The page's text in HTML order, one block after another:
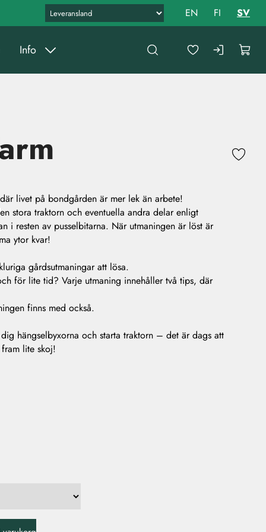
Info
EN FI SV
livet på bondgården är mer lek än arbete!
stora traktorn och eventuella andra delar enligt
i resten av pusselbitarna. När utmaningen är löst är
ytor kvar!
gårdsutmaningar att lösa.
för lite tid? Varje utmaning innehåller två tips, där
finns med också.
hängselbyxorna och starta traktorn – det är dags att
lite skoj!